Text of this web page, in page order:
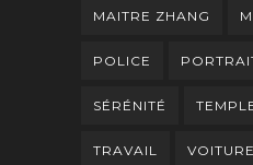
MAITRE ZHANG
POLICE
SÉRÉNITÉ
TRAVAIL VOITURE